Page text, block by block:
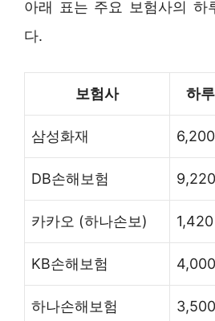
아래 표는 주요 보험사의 하
다.
보험사 하
삼성화재
DB손해보험
카카오 (하나손보)
KB손해보험
하나손해보험